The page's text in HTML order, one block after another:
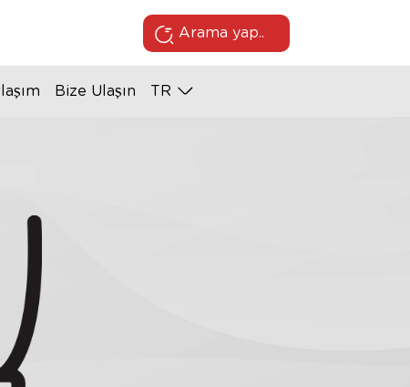
Arama yap..
Bize Ulaşın TR